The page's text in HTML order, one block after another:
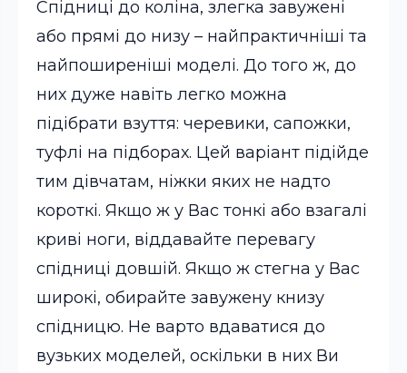
Спідниці до коліна, злегка завужені
або прямі до низу – найпрактичніші та
найпоширеніші моделі. До того ж, до
них дуже навіть легко можна
підібрати взуття: черевики, сапожки,
туфлі на підборах. Цей варіант підійде
тим дівчатам, ніжки яких не надто
короткі. Якщо ж у Вас тонкі або взагалі
криві ноги, віддавайте перевагу
спідниці довшій. Якщо ж стегна у Вас
широкі, обирайте завужену книзу
спідницю. Не варто вдаватися до
вузьких моделей, оскільки в них Ви